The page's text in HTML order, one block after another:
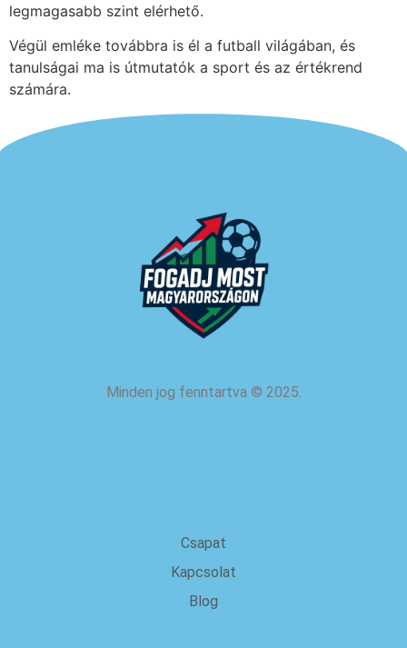
legmagasabb szint elérhető.
Végül emléke továbbra is él a futball világában, és
tanulságai ma is útmutatók a sport és az értékrend
számára.
Minden jog fenntartva © 2025.
Csapat
Kapcsolat
Blog